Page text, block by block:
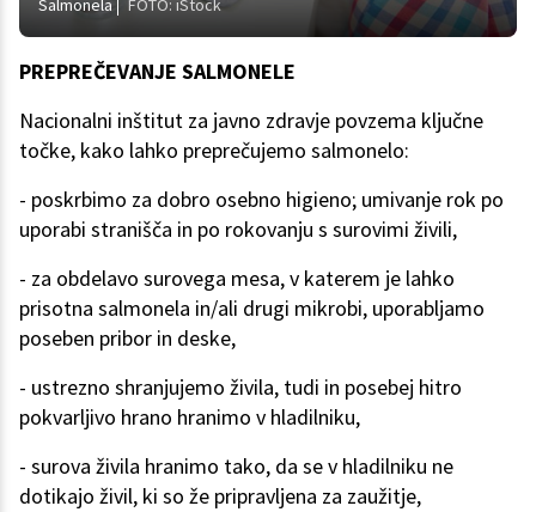
Salmonela FOTO: iStock
PREPREČEVANJE SALMONELE
Nacionalni inštitut za javno zdravje povzema ključne
točke, kako lahko preprečujemo salmonelo:
- poskrbimo za dobro osebno higieno; umivanje rok po
uporabi stranišča in po rokovanju s surovimi živili,
- za obdelavo surovega mesa, v katerem je lahko
prisotna salmonela in/ali drugi mikrobi, uporabljamo
poseben pribor in deske,
- ustrezno shranjujemo živila, tudi in posebej hitro
pokvarljivo hrano hranimo v hladilniku,
- surova živila hranimo tako, da se v hladilniku ne
dotikajo živil, ki so že pripravljena za zaužitje,